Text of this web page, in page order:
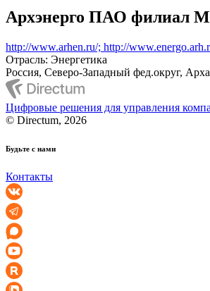
Архэнерго ПАО филиал
http://www.arhen.ru/; http://
Отрасль: Энергетика
Россия, Северо-Западный фед.округ,
Цифровые решения для управления
© Directum, 2026
Будьте с нами
Контакты